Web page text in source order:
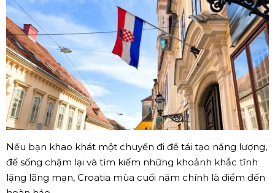
Nếu bạn khao khát một chuyến đi để tái tạo năng lượng,
để sống chậm lại và tìm kiếm những khoảnh khắc tĩnh
lặng lãng mạn, Croatia mùa cuối năm chính là điểm đến